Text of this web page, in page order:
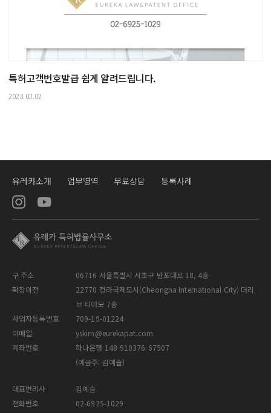
특허고객번호발급 쉽게 알려드립니다.
2023.02.02
유레카소개 업무영역 무료상담 등록사례
구 주소
06716 서울특별시 서초구 반포대로 18, 4층
확장이전
22770 청라국제도시(Cheongna International City) 더리
브 티아모 7층
사업자등록번호
709-19-01224
이메일
yskim@eurekapat.com
계좌번호
하나은행 148-910376-67507
(예금주: 김예슬)
대표변리사
김예슬
전화번호
02-6925-1029